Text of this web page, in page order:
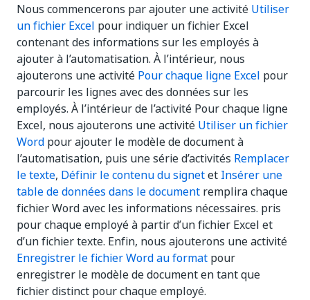
Nous commencerons par ajouter une activité Utiliser
un fichier Excel pour indiquer un fichier Excel
contenant des informations sur les employés à
ajouter à l’automatisation. À l’intérieur, nous
ajouterons une activité Pour chaque ligne Excel pour
parcourir les lignes avec des données sur les
employés. À l’intérieur de l’activité Pour chaque ligne
Excel, nous ajouterons une activité Utiliser un fichier
Word pour ajouter le modèle de document à
l’automatisation, puis une série d’activités Remplacer
le texte, Définir le contenu du signetet Insérer une
table de données dans le document remplira chaque
fichier Word avec les informations nécessaires. pris
pour chaque employé à partir d’un fichier Excel et
d’un fichier texte. Enfin, nous ajouterons une activité
Enregistrer le fichier Word au format pour
enregistrer le modèle de document en tant que
fichier distinct pour chaque employé.